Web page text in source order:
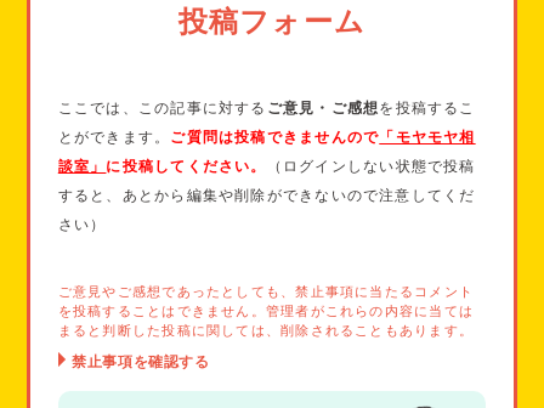
投稿フォーム
ここでは、この記事に対する ご意見・ご感想を投稿するこ
とができます。 ご質問は投稿できませんので 「モヤモヤ相
談室」 に投稿してください。
（ログインしない状態で投稿
すると、あとから編集や削除ができないので注意してくだ
さい）
ご意見やご感想であったとしても、禁止事項に当たるコメント
を投稿することはできません。管理者がこれらの内容に当ては
まると判断した投稿に関しては、削除されることもあります。